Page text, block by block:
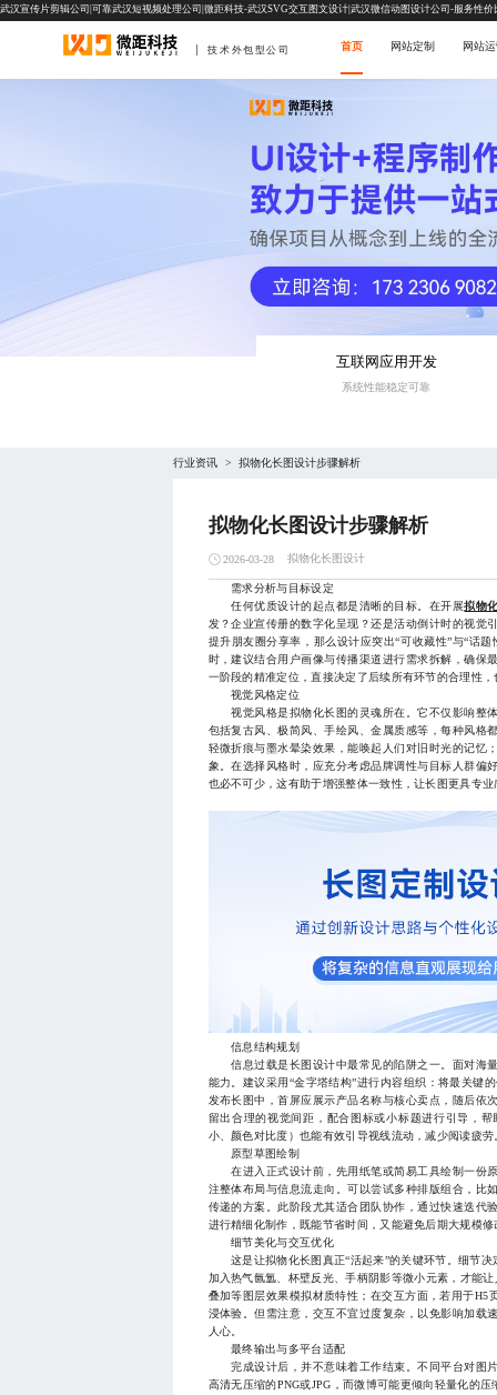
武汉宣传片剪辑公司|可靠武汉短视频处理公司|微距科技-武汉SVG交互图文设计|武汉微信动图设计公司-服务性价
技术外包型公司 首页 网站定制 网站
互联网应用开发
系统性能稳定可靠
行业资讯 > 拟物化长图设计步骤解析
拟物化长图设计步骤解析
2026-03-28 拟物化长图设计
需求分析与目标设定
任何优质设计的起点都是清晰的目标。在开展拟物
发？企业宣传册的数字化呈现？还是活动倒计时的视觉
提升朋友圈分享率，那么设计应突出“可收藏性”与“话
时，建议结合用户画像与传播渠道进行需求拆解，确保
一阶段的精准定位，直接决定了后续所有环节的合理性
视觉风格定位
视觉风格是拟物化长图的灵魂所在。它不仅影响整
包括复古风、极简风、手绘风、金属质感等，每种风格
轻微折痕与墨水晕染效果，能唤起人们对旧时光的记忆
象。在选择风格时，应充分考虑品牌调性与目标人群偏
也必不可少，这有助于增强整体一致性，让长图更具专业
信息结构规划
信息过载是长图设计中最常见的陷阱之一。面对海
能力。建议采用“金字塔结构”进行内容组织：将最关键
发布长图中，首屏应展示产品名称与核心卖点，随后依
留出合理的视觉间距，配合图标或小标题进行引导，
小、颜色对比度）也能有效引导视线流动，减少阅读疲劳
原型草图绘制
在进入正式设计前，先用纸笔或简易工具绘制一份
注整体布局与信息流走向。可以尝试多种排版组合，比
传递的方案。此阶段尤其适合团队协作，通过快速迭代
进行精细化制作，既能节省时间，又能避免后期大规模
细节美化与交互优化
这是让拟物化长图真正“活起来”的关键环节。细节决
加入热气氤氲、杯壁反光、手柄阴影等微小元素，才能
叠加等图层效果模拟材质特性；在交互方面，若用于
浸体验。但需注意，交互不宜过度复杂，以免影响加载
人心。
最终输出与多平台适配
完成设计后，并不意味着工作结束。不同平台对图
高清无压缩的PNG或JPG，而微博可能更倾向轻量化的